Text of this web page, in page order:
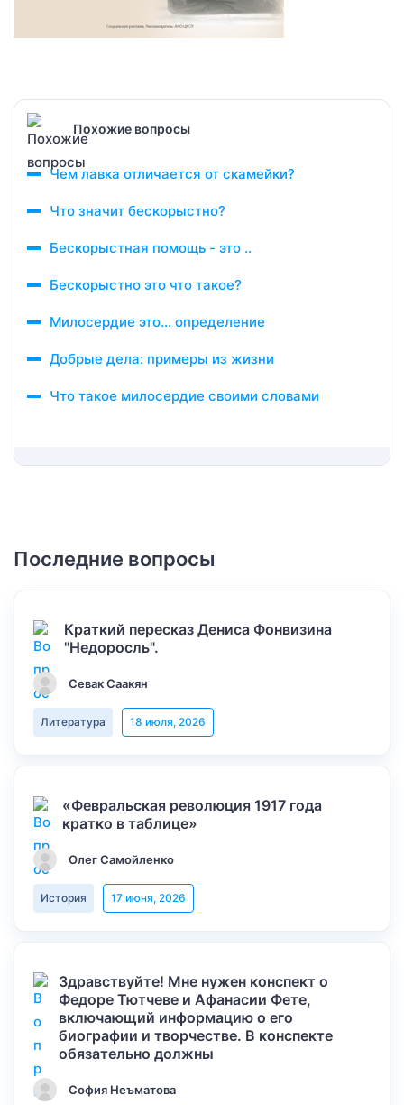
Похожие вопросы
Чем лавка отличается от скамейки?
Что значит бескорыстно?
Бескорыстная помощь - это ..
Бескорыстно это что такое?
Милосердие это… определение
Добрые дела: примеры из жизни
Что такое милосердие своими словами
Последние вопросы
Краткий пересказ Дениса Фонвизина
"Недоросль".
Севак Саакян
Литература 18 июля, 2026
«Февральская революция 1917 года
кратко в таблице»
Олег Самойленко
История 17 июня, 2026
Здравствуйте! Мне нужен конспект о
Федоре Тютчеве и Афанасии Фете,
включающий информацию о его
биографии и творчестве. В конспекте
обязательно должны
София Неъматова